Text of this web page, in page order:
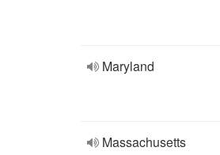
Maryland
Massachusetts